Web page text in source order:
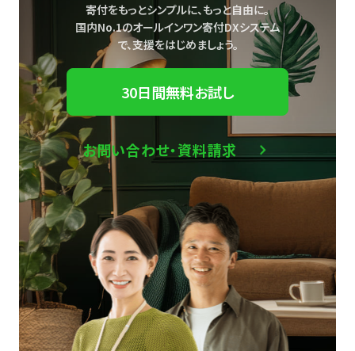
寄付をもっとシンプルに、もっと自由に。
国内No.1のオールインワン寄付DXシステム
で、支援をはじめましょう。
30日間無料お試し
お問い合わせ・資料請求